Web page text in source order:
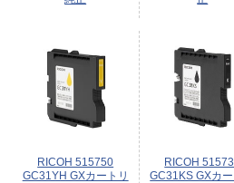
RICOH 515750
GC31YH GXカートリ
RICOH
GC31KS GXカー